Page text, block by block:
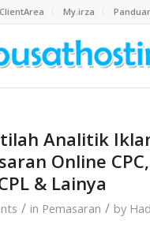
ClientArea My.irza
Analitik
Online CPC,
& Lainya
/ in Pemasaran / by